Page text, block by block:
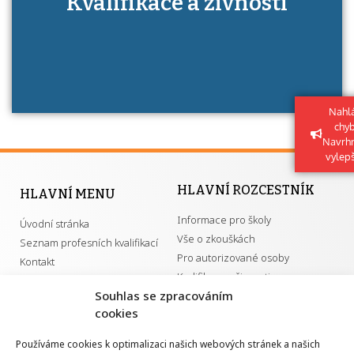
Souhlas se zpracováním
cookies
Používáme cookies k optimalizaci našich webových stránek a našich
má získání autorizace?
HLAVNÍ MENU
Úvodní stránka
Seznam profesních kvalifikací
Kontakt
HLAVNÍ ROZCESTNÍK
Informace pro školy
Vše o zkouškách
Pro autorizované osoby
Kvalifikace a živnosti